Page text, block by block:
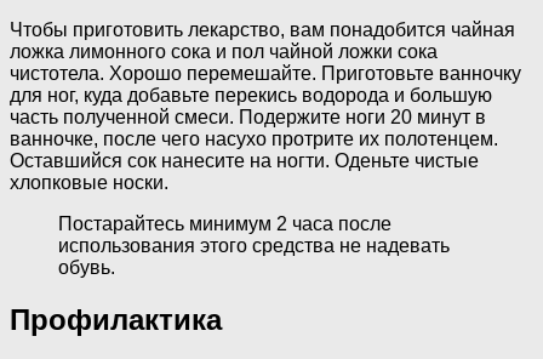
Чтобы приготовить лекарство, вам понадобится чайная
ложка лимонного сока и пол чайной ложки сока
чистотела. Хорошо перемешайте. Приготовьте ванночку
для ног, куда добавьте перекись водорода и большую
часть полученной смеси. Подержите ноги 20 минут в
ванночке, после чего насухо протрите их полотенцем.
Оставшийся сок нанесите на ногти. Оденьте чистые
хлопковые носки.
Постарайтесь минимум 2 часа после
использования этого средства не надевать
обувь.
Профилактика